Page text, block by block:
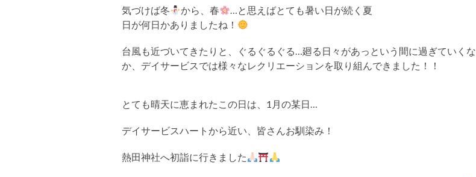
気づけば冬 から、春
…と思えばとても暑い日が続く夏
日が何日かありましたね！
台風も近づいてきたりと、ぐるぐるぐる…廻る日々があっという間に過ぎていくな
か、デイサービスでは様々なレクリエーションを取り組んできました！！
とても晴天に恵まれたこの日は、1月の某日…
デイサービスハートから近い、皆さんお馴染み！
熱田神社へ初詣に行きました